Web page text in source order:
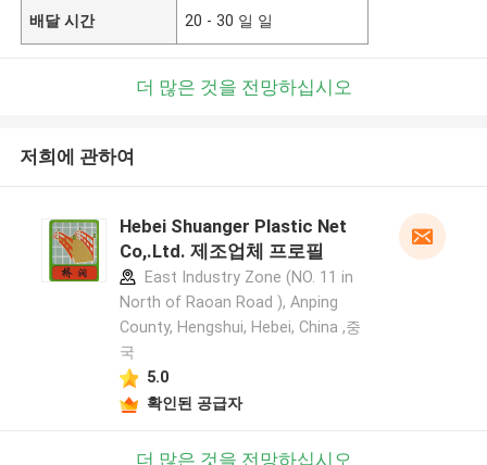
배달 시간 20 - 30 일 일
더 많은 것을 전망하십시오
저희에 관하여
Hebei Shuanger Plastic Net
Co,.Ltd. 제조업체 프로필
East Industry Zone (NO. 11 in
North of Raoan Road ), Anping
County, Hengshui, Hebei, China ,중
국
5.0
확인된 공급자
더 많은 것을 전망하십시오